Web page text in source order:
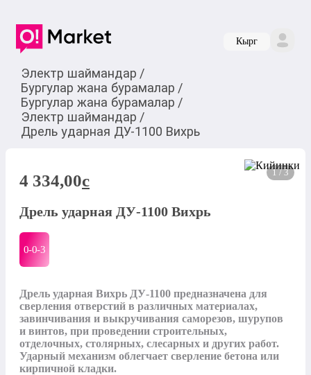
Кырг
Электр шаймандар /
Бургулар жана бурамалар /
Бургулар жана бурамалар /
Электр шаймандар /
Дрель ударная ДУ-1100 Вихрь
1 / 3
4 334,00c
Дрель ударная ДУ-1100 Вихрь
0-0-3
Дрель ударная Вихрь ДУ-1100 предназначена для
сверления отверстий в различных материалах,
завинчивания и выкручивания саморезов, шурупов
и винтов, при проведении строительных,
отделочных, столярных, слесарных и других работ.
Ударный механизм облегчает сверление бетона или
кирпичной кладки.